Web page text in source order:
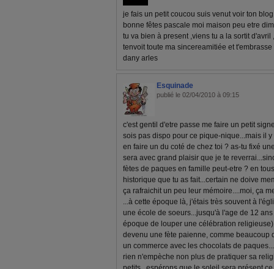
je fais un petit coucou suis venut voir ton
bonne fêtes pascale moi maison peu etre
tu va bien à present ,viens tu a la sortit
tenvoit toute ma sincereamitiée et
dany arles
Esquinade
publié le 02/04/2010 à 09:15
c'est gentil d'etre passe me faire un petit
sois pas dispo pour ce pique-nique...mais il
en faire un du coté de chez toi ? as-tu fixé
sera avec grand plaisir que je te
fètes de paques en famille peut-etre ? en
historique que tu as fait...certain ne doive
ça rafraichit un peu leur mémoire....moi, ça
...à cette époque là, j'étais très souvent à
une école de soeurs...jusqu'à l'age de 12
époque de louper une célébration
devenu une fète paienne, comme beaucoup
un commerce avec les chocolats de
rien n'empèche non plus de pratiquer sa